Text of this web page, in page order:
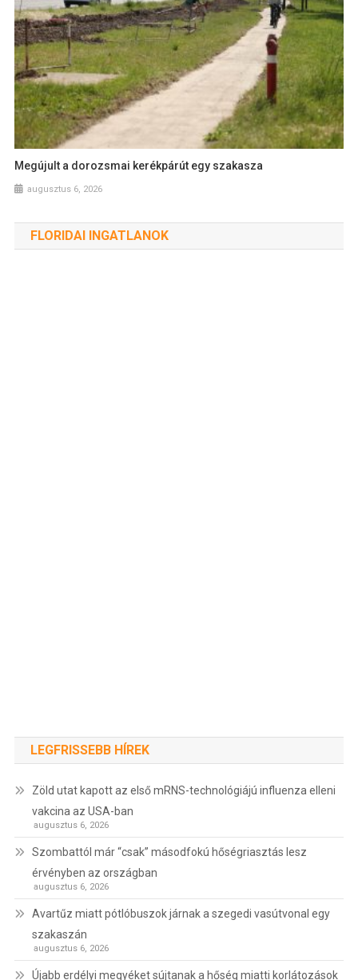
Megújult a dorozsmai kerékpárút egy szakasza
augusztus 6, 2026
FLORIDAI INGATLANOK
LEGFRISSEBB HÍREK
Zöld utat kapott az első mRNS-technológiájú influenza elleni
vakcina az USA-ban
augusztus 6, 2026
Szombattól már “csak” másodfokú hőségriasztás lesz
érvényben az országban
augusztus 6, 2026
Avartűz miatt pótlóbuszok járnak a szegedi vasútvonal egy
szakaszán
augusztus 6, 2026
Újabb erdélyi megyéket sújtanak a hőség miatti korlátozások